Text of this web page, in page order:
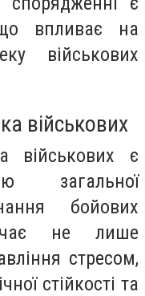
впливає на
військових
військових
військових є
загальної
бойових
не лише
стресом,
стійкості та